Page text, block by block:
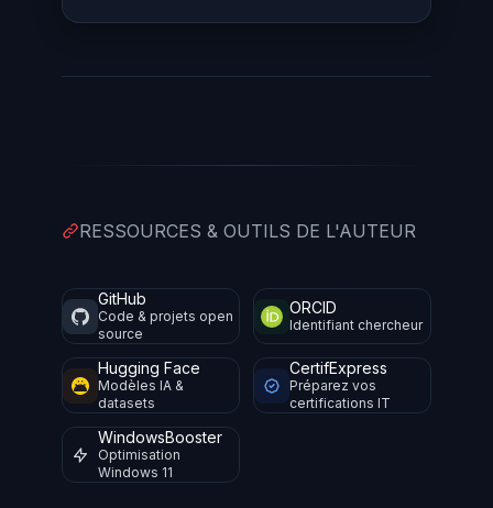
RESSOURCES & OUTILS DE L'AUTEUR
GitHub
Code & projets open
source
ORCID
Identifiant chercheur
Hugging Face
Modèles IA &
datasets
CertifExpress
Préparez vos
certifications IT
WindowsBooster
Optimisation
Windows 11